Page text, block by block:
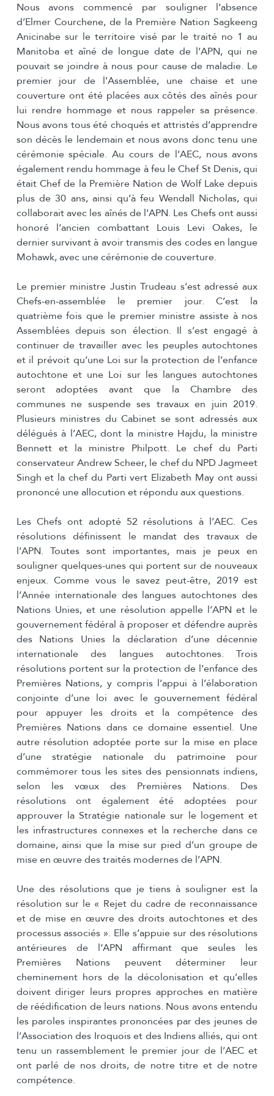
Nous avons commencé par souligner l’absence
d’Elmer Courchene, de la Première Nation Sagkeeng
Anicinabe sur le territoire visé par le traité no 1 au
Manitoba et aîné de longue date de l’APN, qui ne
pouvait se joindre à nous pour cause de maladie. Le
premier jour de l’Assemblée, une chaise et une
couverture ont été placées aux côtés des aînés pour
lui rendre hommage et nous rappeler sa présence.
Nous avons tous été choqués et attristés d’apprendre
son décès le lendemain et nous avons donc tenu une
cérémonie spéciale. Au cours de l’AEC, nous avons
également rendu hommage à feu le Chef St Denis, qui
était Chef de la Première Nation de Wolf Lake depuis
plus de 30 ans, ainsi qu’à feu Wendall Nicholas, qui
collaborait avec les aînés de l’APN. Les Chefs ont aussi
honoré l’ancien combattant Louis Levi Oakes, le
dernier survivant à avoir transmis des codes en langue
Mohawk, avec une cérémonie de couverture.
Le premier ministre Justin Trudeau s’est adressé aux
Chefs-en-assemblée le premier jour. C’est la
quatrième fois que le premier ministre assiste à nos
Assemblées depuis son élection. Il s’est engagé à
continuer de travailler avec les peuples autochtones
et il prévoit qu’une Loi sur la protection de l’enfance
autochtone et une Loi sur les langues autochtones
seront adoptées avant que la Chambre des
communes ne suspende ses travaux en juin 2019.
Plusieurs ministres du Cabinet se sont adressés aux
délégués à l’AEC, dont la ministre Hajdu, la ministre
Bennett et la ministre Philpott. Le chef du Parti
conservateur Andrew Scheer, le chef du NPD Jagmeet
Singh et la chef du Parti vert Elizabeth May ont aussi
prononcé une allocution et répondu aux questions.
Les Chefs ont adopté 52 résolutions à l’AEC. Ces
résolutions définissent le mandat des travaux de
l’APN. Toutes sont importantes, mais je peux en
souligner quelques-unes qui portent sur de nouveaux
enjeux. Comme vous le savez peut-être, 2019 est
l’Année internationale des langues autochtones des
Nations Unies, et une résolution appelle l’APN et le
gouvernement fédéral à proposer et défendre auprès
des Nations Unies la déclaration d’une décennie
internationale des langues autochtones. Trois
résolutions portent sur la protection de l’enfance des
Premières Nations, y compris l’appui à l’élaboration
conjointe d’une loi avec le gouvernement fédéral
pour appuyer les droits et la compétence des
Premières Nations dans ce domaine essentiel. Une
autre résolution adoptée porte sur la mise en place
d’une stratégie nationale du patrimoine pour
commémorer tous les sites des pensionnats indiens,
selon les vœux des Premières Nations. Des
résolutions ont également été adoptées pour
approuver la Stratégie nationale sur le logement et
les infrastructures connexes et la recherche dans ce
domaine, ainsi que la mise sur pied d’un groupe de
mise en œuvre des traités modernes de l’APN.
Une des résolutions que je tiens à souligner est la
résolution sur le « Rejet du cadre de reconnaissance
et de mise en œuvre des droits autochtones et des
processus associés ». Elle s’appuie sur des résolutions
antérieures de l’APN affirmant que seules les
Premières Nations peuvent déterminer leur
cheminement hors de la décolonisation et qu’elles
doivent diriger leurs propres approches en matière
de réédification de leurs nations. Nous avons entendu
les paroles inspirantes prononcées par des jeunes de
l’Association des Iroquois et des Indiens alliés, qui ont
tenu un rassemblement le premier jour de l’AEC et
ont parlé de nos droits, de notre titre et de notre
compétence.